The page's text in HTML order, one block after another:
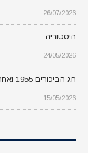
26/07/2026
היסטוריה
24/05/2026
חג הביכורים 1955 ואחרי….
15/05/2026